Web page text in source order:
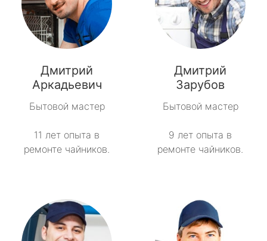
Дмитрий
Аркадьевич
Бытовой мастер
11 лет опыта в
ремонте чайников.
Дмитрий
Зарубов
Бытовой мастер
9 лет опыта в
ремонте чайников.